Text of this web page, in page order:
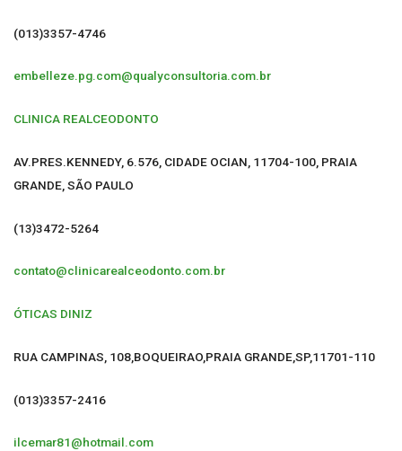
(013)3357-4746
embelleze.pg.com@qualyconsultoria.com.br
CLINICA REALCEODONTO
AV.PRES.KENNEDY, 6.576, CIDADE OCIAN, 11704-100, PRAIA
GRANDE, SÃO PAULO
(13)3472-5264
contato@clinicarealceodonto.com.br
ÓTICAS DINIZ
RUA CAMPINAS, 108,BOQUEIRAO,PRAIA GRANDE,SP,11701-110
(013)3357-2416
ilcemar81@hotmail.com